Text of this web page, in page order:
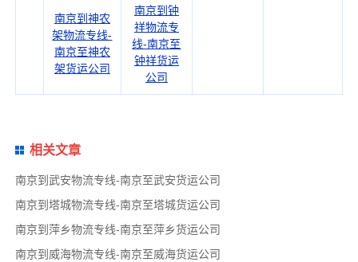
南京到神农
架物流专线-
南京至神农
架货运公司
南京到钟
祥物流专
线-南京至
钟祥货运
公司
相关文章
南京到武安物流专线-南京至武安货运公司
南京到塔城物流专线-南京至塔城货运公司
南京到萍乡物流专线-南京至萍乡货运公司
南京到威海物流专线-南京至威海货运公司